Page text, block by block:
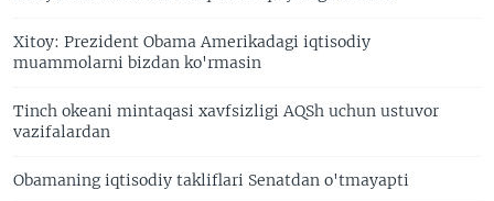
Xitoy: Prezident Obama Amerikadagi iqtisodiy
muammolarni bizdan ko'rmasin
Tinch okeani mintaqasi xavfsizligi AQSh uchun ustuvor
vazifalardan
Obamaning iqtisodiy takliflari Senatdan o'tmayapti